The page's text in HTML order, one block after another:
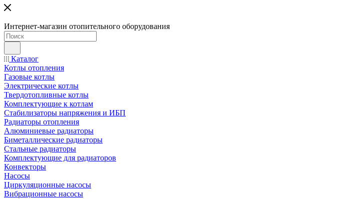
Интернет-магазин отопительного оборудования
Каталог
Котлы отопления
Газовые котлы
Электрические котлы
Твердотопливные котлы
Комплектующие к котлам
Стабилизаторы напряжения и ИБП
Радиаторы отопления
Алюминиевые радиаторы
Биметаллические радиаторы
Стальные радиаторы
Комплектующие для радиаторов
Конвекторы
Насосы
Циркуляционные насосы
Вибрационные насосы